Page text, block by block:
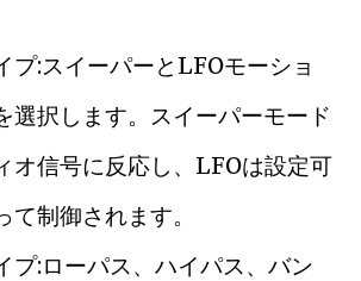
プ:スイーパーとLFOモーショ
選択します。スイーパーモード
オ信号に反応し、LFOは設定可
制御されます。
プ:ローパス、ハイパス、バン